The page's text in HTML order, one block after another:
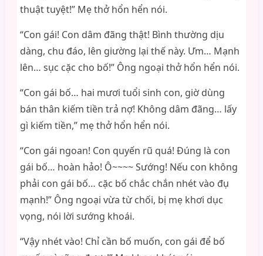
thuật tuyệt!” Mẹ thở hổn hển nói.
“Con gái! Con dâm đãng thật! Bình thường dịu
dàng, chu đáo, lên giường lại thế này. Ưm… Mạnh
lên… sục cặc cho bố!” Ông ngoại thở hổn hển nói.
“Con gái bố… hai mươi tuổi sinh con, giờ dùng
bán thân kiếm tiền trả nợ! Không dâm đãng… lấy
gì kiếm tiền,” mẹ thở hổn hển nói.
“Con gái ngoan! Con quyến rũ quá! Đúng là con
gái bố… hoàn hảo! Ô~~~~ Sướng! Nếu con không
phải con gái bố… cặc bố chắc chắn nhét vào đụ
mạnh!” Ông ngoại vừa từ chối, bị mẹ khơi dục
vọng, nói lời sướng khoái.
“Vậy nhét vào! Chỉ cần bố muốn, con gái để bố